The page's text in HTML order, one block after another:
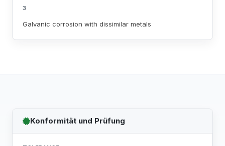
3
Galvanic corrosion with dissimilar metals
Konformität und Prüfung